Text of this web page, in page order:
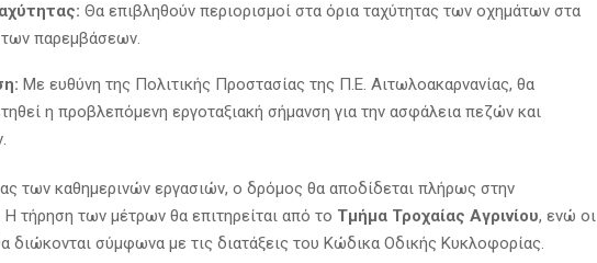
Θα επιβληθούν περιορισμοί στα όρια ταχύτητας των οχημάτων στα
των παρεμβάσεων.
Με ευθύνη της Πολιτικής Προστασίας της Π.Ε. Αιτωλοακαρνανίας, θα
η προβλεπόμενη εργοταξιακή σήμανση για την ασφάλεια πεζών και
των καθημερινών εργασιών, ο δρόμος θα αποδίδεται πλήρως στην
τήρηση των μέτρων θα επιτηρείται από το Τμήμα Τροχαίας Αγρινίου, ενώ οι
διώκονται σύμφωνα με τις διατάξεις του Κώδικα Οδικής Κυκλοφορίας.